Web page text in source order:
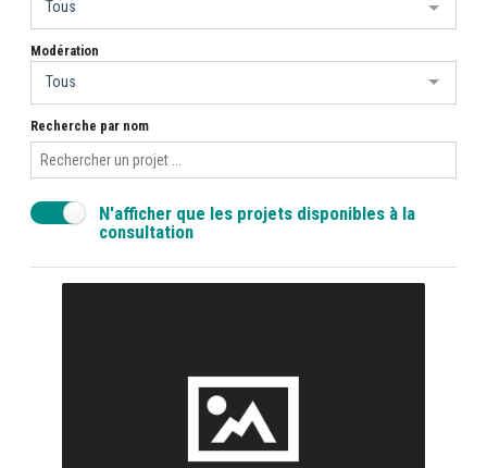
Tous
Modération
Tous
Recherche par nom
N'afficher que les projets disponibles à la
consultation